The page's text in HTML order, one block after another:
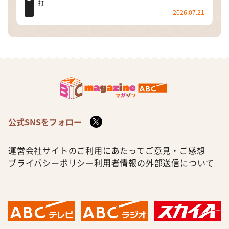
打
2026.07.21
公式SNSをフォロー
運営会社サイトのご利用にあたって ご意見・ご感想
プライバシーポリシー利用者情報の外部送信について